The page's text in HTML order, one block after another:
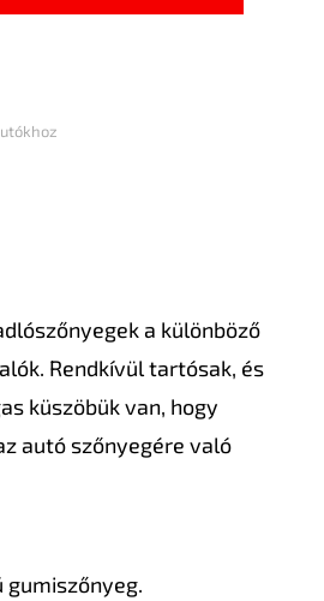
a különböző
Rendkívül tartósak, és
küszöbük van, hogy
autó szőnyegére való
gumiszőnyeg.